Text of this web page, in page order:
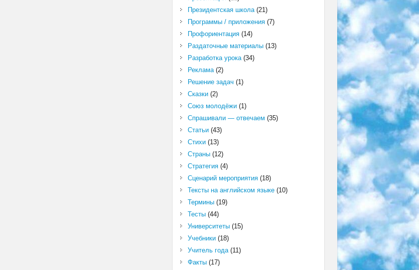
Президентская школа(21)
Программы / приложения(7)
Профориентация(14)
Раздаточные материалы(13)
Разработка урока(34)
Реклама(2)
Решение задач (1)
Сказки(2)
Союз молодёжи(1)
Спрашивали — отвечаем (35)
Статьи(43)
Стихи(13)
Страны(12)
Стратегия(4)
Сценарий мероприятия(18)
Тексты на английском языке(10)
Термины(19)
Тесты(44)
Университеты(15)
Учебники(18)
Учитель года(11)
Факты(17)